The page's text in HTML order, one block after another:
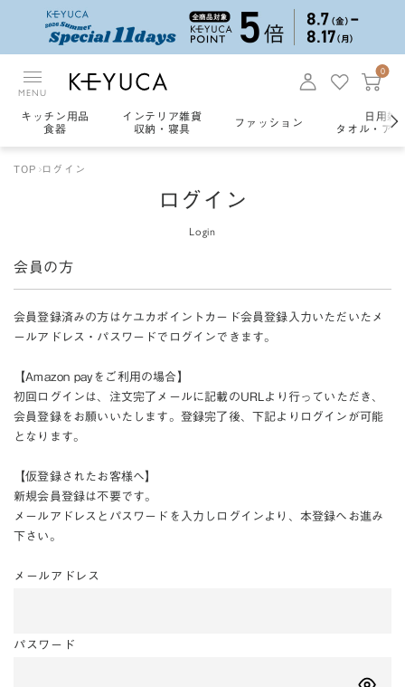
MENU
0
キッチン用品
食器
インテリア雑貨
収納・寝具
ファッション
日用雑
タオル・ア
TOP ログイン
ログイン
Login
会員の方
会員登録済みの方はケユカポイントカード会員登録入力いただいたメ
ールアドレス・パスワードでログインできます。
【Amazon payをご利用の場合】
初回ログインは、注文完了メールに記載のURLより行っていただき、
会員登録をお願いいたします。登録完了後、下記よりログインが可能
となります。
【仮登録されたお客様へ】
新規会員登録は不要です。
メールアドレスとパスワードを入力しログインより、本登録へお進み
下さい。
メールアドレス
パスワード